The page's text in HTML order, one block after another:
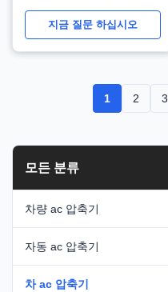
운에 대한 아리스토 1990-
1997 WXTT100
지금 질문 하십시오
1 2 3
모든 분류
차량 ac 압축기
자동 ac 압축기
차 ac 압축기